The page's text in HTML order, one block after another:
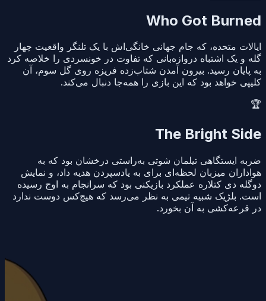
Who Got Burned
ایالات متحده، که جام جهانی خانگی‌اش با یک تلنگر واقعیت چهار
گله و یک اشتباه دروازه‌بانی که تفاوت در خونسردی را خلاصه کرد
به پایان رسید. بیرون آمدن شتاب‌زده فریزه روی گل سوم، آن
کلیپی خواهد بود که این بازی را همه‌جا دنبال می‌کند.
🏆
The Bright Side
ضربه ایستگاهی تیلمان شوتی به‌راستی درخشان بود که به
هواداران میزبان لحظه‌ای برای به یادسپردن هدیه داد، و نمایش
دوگله دی کتلاره عملکرد بازیکنی بود که سرانجام به اوج رسیده
است. بلژیک شبیه تیمی به نظر می‌رسد که هیچ‌کس دوست ندارد
در قرعه‌کشی به آن بخورد.